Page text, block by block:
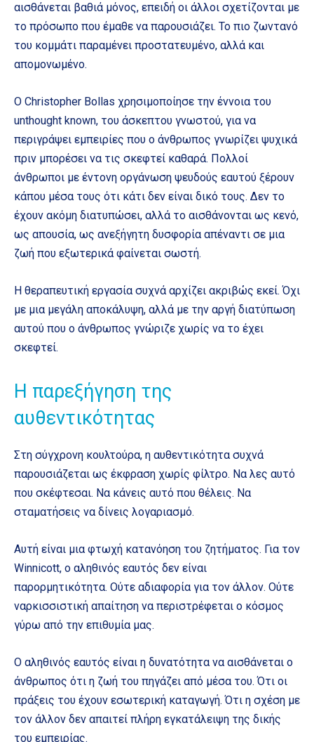
αισθάνεται βαθιά μόνος, επειδή οι άλλοι σχετίζονται με
το πρόσωπο που έμαθε να παρουσιάζει. Το πιο ζωντανό
του κομμάτι παραμένει προστατευμένο, αλλά και
απομονωμένο.
Ο Christopher Bollas χρησιμοποίησε την έννοια του
unthought known, του άσκεπτου γνωστού, για να
περιγράψει εμπειρίες που ο άνθρωπος γνωρίζει ψυχικά
πριν μπορέσει να τις σκεφτεί καθαρά. Πολλοί
άνθρωποι με έντονη οργάνωση ψευδούς εαυτού ξέρουν
κάπου μέσα τους ότι κάτι δεν είναι δικό τους. Δεν το
έχουν ακόμη διατυπώσει, αλλά το αισθάνονται ως κενό,
ως απουσία, ως ανεξήγητη δυσφορία απέναντι σε μια
ζωή που εξωτερικά φαίνεται σωστή.
Η θεραπευτική εργασία συχνά αρχίζει ακριβώς εκεί. Όχι
με μια μεγάλη αποκάλυψη, αλλά με την αργή διατύπωση
αυτού που ο άνθρωπος γνώριζε χωρίς να το έχει
σκεφτεί.
Η παρεξήγηση της
αυθεντικότητας
Στη σύγχρονη κουλτούρα, η αυθεντικότητα συχνά
παρουσιάζεται ως έκφραση χωρίς φίλτρο. Να λες αυτό
που σκέφτεσαι. Να κάνεις αυτό που θέλεις. Να
σταματήσεις να δίνεις λογαριασμό.
Αυτή είναι μια φτωχή κατανόηση του ζητήματος. Για τον
Winnicott, ο αληθινός εαυτός δεν είναι
παρορμητικότητα. Ούτε αδιαφορία για τον άλλον. Ούτε
ναρκισσιστική απαίτηση να περιστρέφεται ο κόσμος
γύρω από την επιθυμία μας.
Ο αληθινός εαυτός είναι η δυνατότητα να αισθάνεται ο
άνθρωπος ότι η ζωή του πηγάζει από μέσα του. Ότι οι
πράξεις του έχουν εσωτερική καταγωγή. Ότι η σχέση με
τον άλλον δεν απαιτεί πλήρη εγκατάλειψη της δικής
του εμπειρίας.